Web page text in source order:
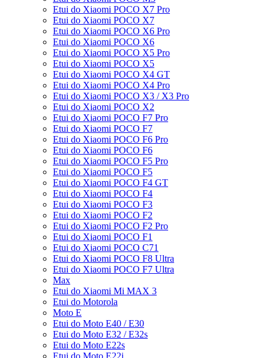
Etui do Xiaomi POCO X7 Pro
Etui do Xiaomi POCO X7
Etui do Xiaomi POCO X6 Pro
Etui do Xiaomi POCO X6
Etui do Xiaomi POCO X5 Pro
Etui do Xiaomi POCO X5
Etui do Xiaomi POCO X4 GT
Etui do Xiaomi POCO X4 Pro
Etui do Xiaomi POCO X3 / X3 Pro
Etui do Xiaomi POCO X2
Etui do Xiaomi POCO F7 Pro
Etui do Xiaomi POCO F7
Etui do Xiaomi POCO F6 Pro
Etui do Xiaomi POCO F6
Etui do Xiaomi POCO F5 Pro
Etui do Xiaomi POCO F5
Etui do Xiaomi POCO F4 GT
Etui do Xiaomi POCO F4
Etui do Xiaomi POCO F3
Etui do Xiaomi POCO F2
Etui do Xiaomi POCO F2 Pro
Etui do Xiaomi POCO F1
Etui do Xiaomi POCO C71
Etui do Xiaomi POCO F8 Ultra
Etui do Xiaomi POCO F7 Ultra
Max
Etui do Xiaomi Mi MAX 3
Etui do Motorola
Moto E
Etui do Moto E40 / E30
Etui do Moto E32 / E32s
Etui do Moto E22s
Etui do Moto E22i